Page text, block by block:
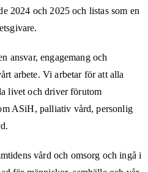
2024 och 2025 och listas som en
ansvar, engagemang och
arbete. Vi arbetar för att alla
livet och driver förutom
ASiH, palliativ vård, personlig
vård och omsorg och ingå i